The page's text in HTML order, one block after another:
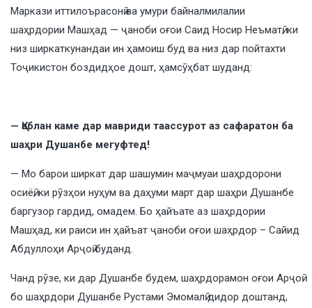
Маркази иттилоърасонӣ ва умури байналмилалии
шаҳрдории Машҳад — ҷаноби оғои Саид Носир Неъматӣ, ки
низ ширкаткунандаи ин ҳамоиш буд ва низ дар пойтахти
Тоҷикистон боздидҳое дошт, ҳамсӯҳбат шуданд:
— Қаблан каме дар мавриди таассурот аз сафаратон ба
шаҳри Душанбе мегуфтед!
— Мо барои ширкат дар шашумин маҷмуаи шаҳрдорони
осиёӣ, ки рӯзҳои нуҳум ва даҳуми март дар шаҳри Душанбе
баргузор гардид, омадем. Бо ҳайъате аз шаҳрдории
Машҳад, ки раиси ин ҳайъат ҷаноби оғои шаҳрдор – Сайид
Абдуллоҳи Арҷоӣ буданд.
Чанд рӯзе, ки дар Душанбе будем, шаҳрдорамон оғои Арҷоӣ
бо шаҳрдори Душанбе Рустами Эмомалӣ дидор доштанд,